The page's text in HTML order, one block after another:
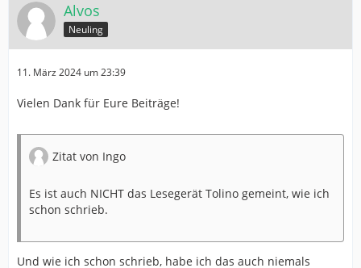
Alvos
Neuling
11. März 2024 um 23:39
Vielen Dank für Eure Beiträge!
Zitat von Ingo
Es ist auch NICHT das Lesegerät Tolino gemeint, wie ich
schon schrieb.
Und wie ich schon schrieb, habe ich das auch niemals